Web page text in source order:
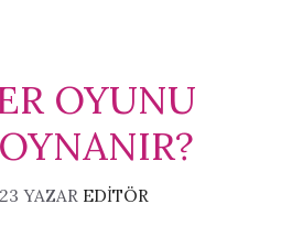
OYUNU
YAZAR EDITÖR